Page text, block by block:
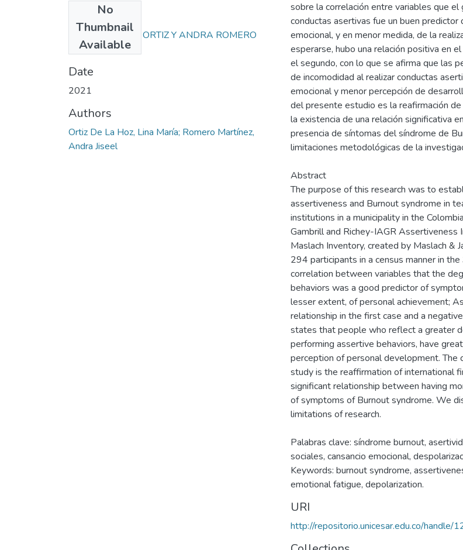
No
Thumbnail
Available
PROYECTO LINA ORTIZ Y ANDRA ROMERO
3.pdf(2.13 MB)
Date
2021
Authors
Ortiz De La Hoz, Lina María; Romero Martínez,
Andra Jiseel
sobre la correlación entre variables que
conductas asertivas fue un buen predictor
emocional, y en menor medida, de la
esperarse, hubo una relación positiva en
el segundo, con lo que se afirma que las
de incomodidad al realizar conductas
emocional y menor percepción de
del presente estudio es la reafirmación
la existencia de una relación significativa
presencia de síntomas del síndrome de
limitaciones metodológicas de la
Abstract
The purpose of this research was to
assertiveness and Burnout syndrome in
institutions in a municipality in the
Gambrill and Richey-IAGR
Maslach Inventory, created by Maslach &
294 participants in a census manner in
correlation between variables that the
behaviors was a good predictor of
lesser extent, of personal achievement;
relationship in the first case and a
states that people who reflect a greater
performing assertive behaviors, have
perception of personal development. The
study is the reaffirmation of international
significant relationship between having
of symptoms of Burnout syndrome. We
limitations of research.
Palabras clave: síndrome burnout,
sociales, cansancio emocional,
Keywords: burnout syndrome,
emotional fatigue, depolarization.
URI
http://repositorio.unicesar.edu.co/